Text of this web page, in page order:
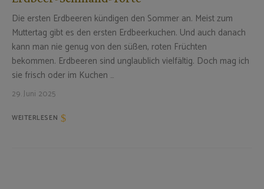
Die ersten Erdbeeren kündigen den Sommer an. Meist zum
Muttertag gibt es den ersten Erdbeerkuchen. Und auch danach
kann man nie genug von den süßen, roten Früchten
bekommen. Erdbeeren sind unglaublich vielfältig. Doch mag ich
sie frisch oder im Kuchen …
29. Juni 2025
WEITERLESEN